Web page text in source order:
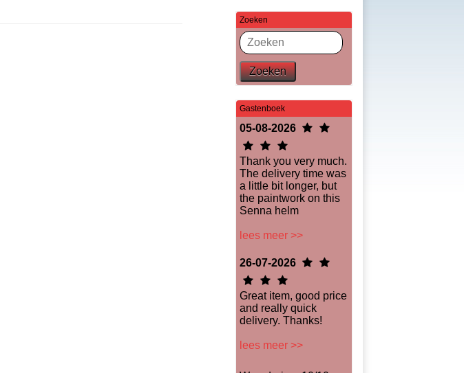
Zoeken
Zoeken
Gastenboek
05-08-2026
Thank you very much.
The delivery time was
a little bit longer, but
the paintwork on this
Senna helm
lees meer >>
26-07-2026
Great item, good price
and really quick
delivery. Thanks!
lees meer >>